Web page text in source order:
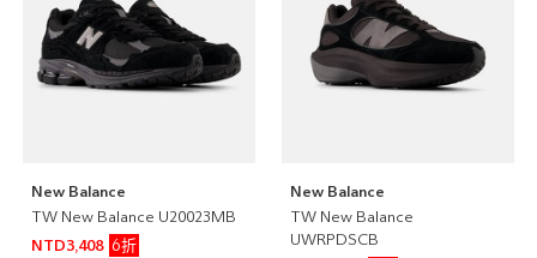
New Balance
TW New Balance U20023MB
NTD3,408
6折
New Balance
TW New Balance
UWRPDSCB